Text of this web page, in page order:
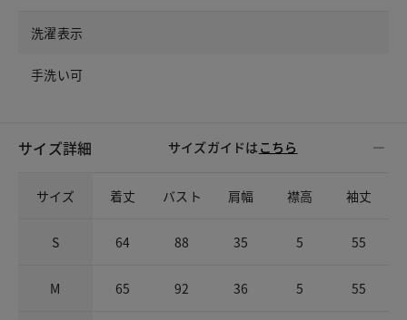
洗濯表示
手洗い可
サイズ詳細 サイズガイドは こちら
サイズ 着丈 バスト 肩幅 襟高 袖丈
S 64 88 35 5 55
M 65 92 36 5 55